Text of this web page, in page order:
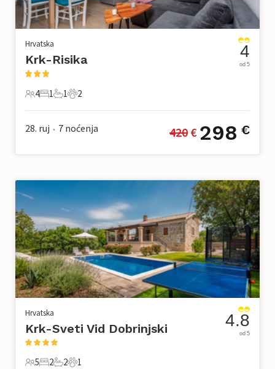
Hrvatska
Krk-Risika
4 Gosti
4
1 Spavaća soba
1
1 Kupaonica
1
2 Kućni ljubimac
2
4
od 5
28. ruj • 7 noćenja 420 € 298 €
Hrvatska
Krk-Sveti Vid Dobrinjski
5 2 2 1
4.8
od 5